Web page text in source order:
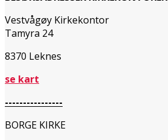
Vestvågøy Kirkekontor
Tamyra 24
8370 Leknes
se kart
----------------
BORGE KIRKE